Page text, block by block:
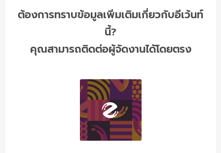
ต้องการทราบข้อมูลเพิ่มเติมเกี่ยวกับอีเว้นท์
นี้?
คุณสามารถติดต่อผู้จัดงานได้โดยตรง